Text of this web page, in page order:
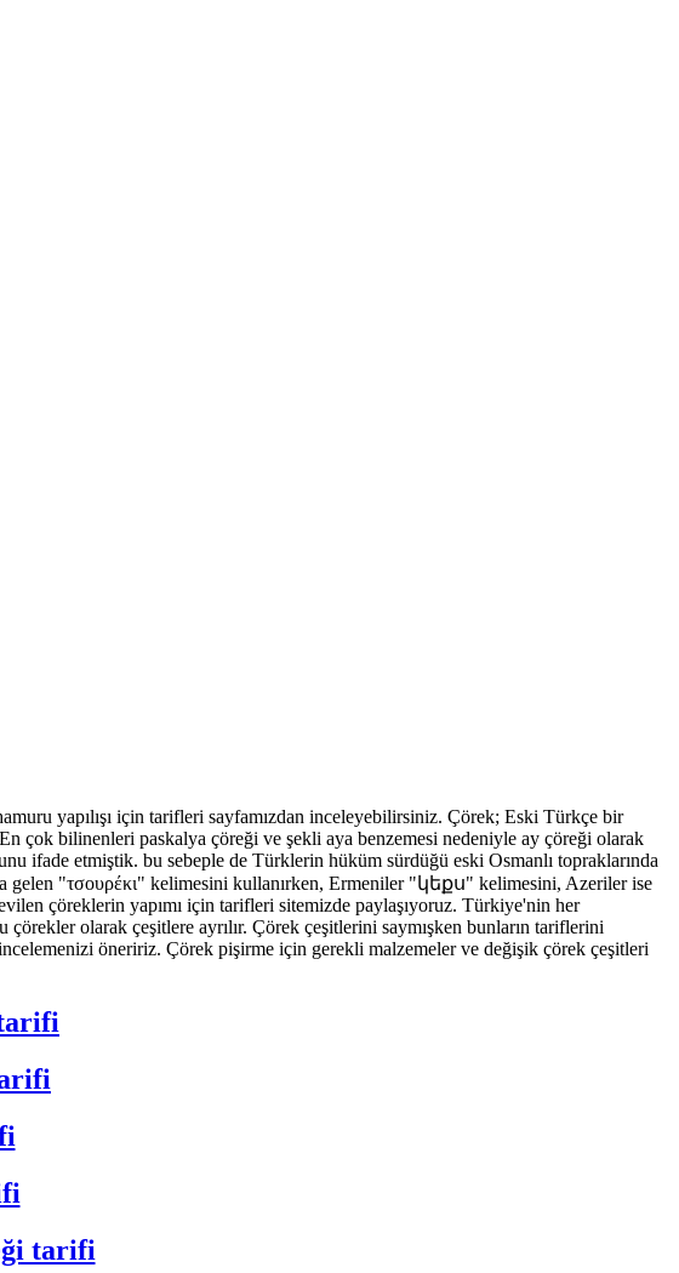
yapılışı için tarifleri sayfamızdan inceleyebilirsiniz. Çörek; Eski Türkçe bir
çok bilinenleri paskalya çöreği ve şekli aya benzemesi nedeniyle ay çöreği olarak
ifade etmiştik. bu sebeple de Türklerin hüküm sürdüğü eski Osmanlı topraklarında
gelen "τσουρέκι" kelimesini kullanırken, Ermeniler "կեքս" kelimesini, Azeriler ise
çöreklerin yapımı için tarifleri sitemizde paylaşıyoruz. Türkiye'nin her
olarak çeşitlere ayrılır. Çörek çeşitlerini saymışken bunların tariflerini
öneririz. Çörek pişirme için gerekli malzemeler ve değişik çörek çeşitleri
tarifi